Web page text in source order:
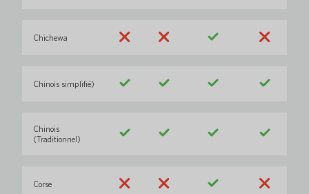
Chichewa
Chinois simplifié)
Chinois
(Traditionnel)
Corse